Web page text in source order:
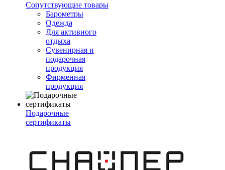
Сопутствующие товары
Барометры
Одежда
Для активного
отдыха
Сувенирная и
подарочная
продукция
Фирменная
продукция
Подарочные
сертификаты